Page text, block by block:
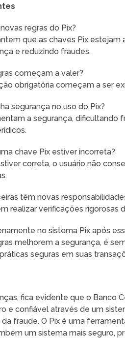
regras do Pix?
que as chaves Pix
e reduzindo fraudes.
começam a valer?
obrigatória começam a ser
segurança no uso do Pix?
a segurança, dificultando
chave Pix estiver incorreta?
correta, o usuário não
têm novas
realizar verificações rigorosas
no sistema Pix após
melhorem a segurança, é
seguras em suas
fica evidente que o Banco
e confiável através de um
fraude. O Pix é uma
um sistema mais seguro,